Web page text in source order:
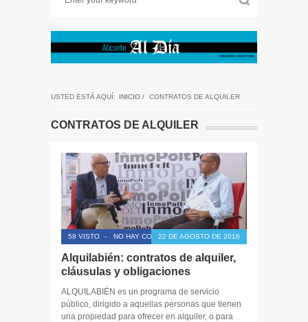
USTED ESTÁ AQUÍ: INICIO / CONTRATOS DE ALQUILER
CONTRATOS DE ALQUILER
58 VISTO - NO HAY COMENTARIOS22 DE AGOSTO DE 2016
Alquilabién: contratos de alquiler,
cláusulas y obligaciones
ALQUILABIÉN es un programa de servicio
público, dirigido a aquellas personas que tienen
una propiedad para ofrecer en alquiler, o para